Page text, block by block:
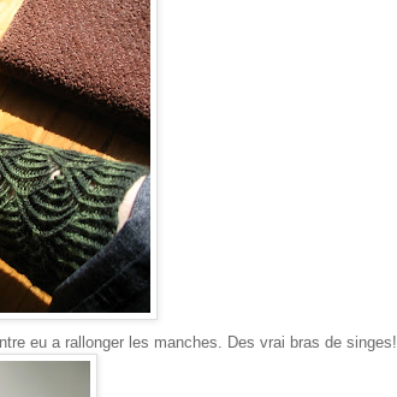
eu a rallonger les manches. Des vrai bras de singes!